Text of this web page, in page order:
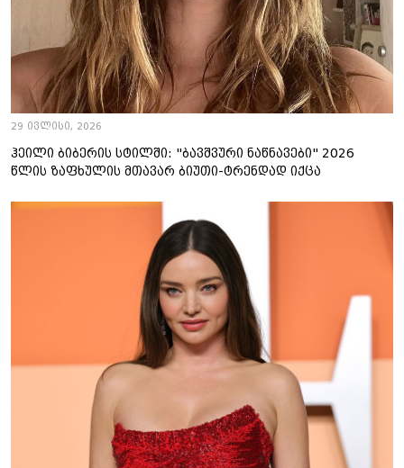
29 ივლისი, 2026
ჰეილი ბიბერის სტილში: "ბავშვური ნაწნავები" 2026
წლის ზაფხულის მთავარ ბიუთი-ტრენდად იქცა